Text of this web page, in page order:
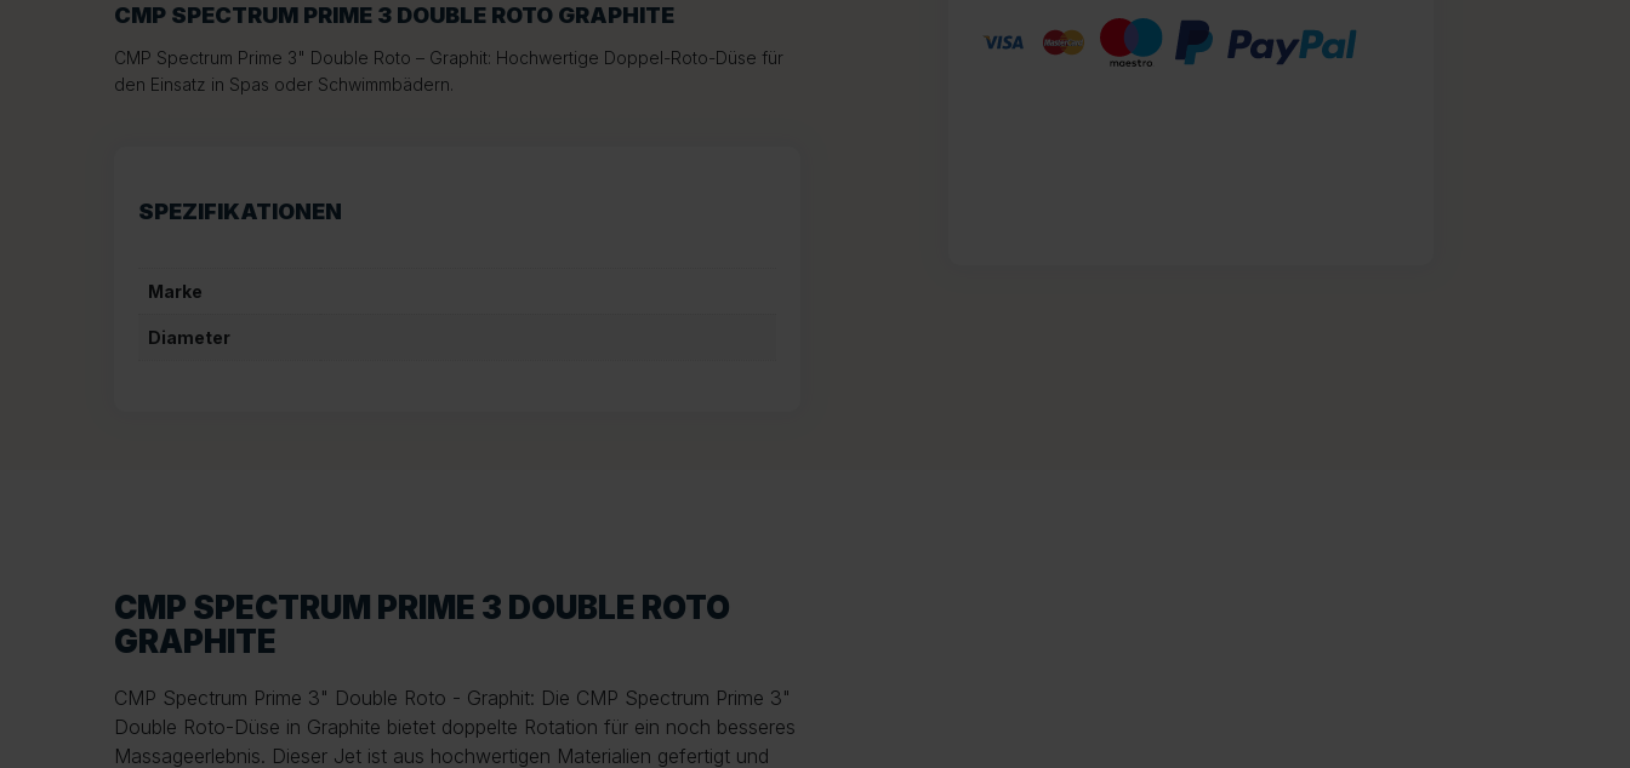
CMP SPECTRUM PRIME 3 DOUBLE ROTO GRAPHITE
CMP Spectrum Prime 3" Double Roto – Graphit: Hochwertige Doppel-Roto-Düse für
den Einsatz in Spas oder Schwimmbädern.
SPEZIFIKATIONEN
Marke
Diameter
CMP SPECTRUM PRIME 3 DOUBLE ROTO
GRAPHITE
CMP Spectrum Prime 3" Double Roto - Graphit: Die CMP Spectrum Prime 3"
Double Roto-Düse in Graphite bietet doppelte Rotation für ein noch besseres
Massageerlebnis. Dieser Jet ist aus hochwertigen Materialien gefertigt und